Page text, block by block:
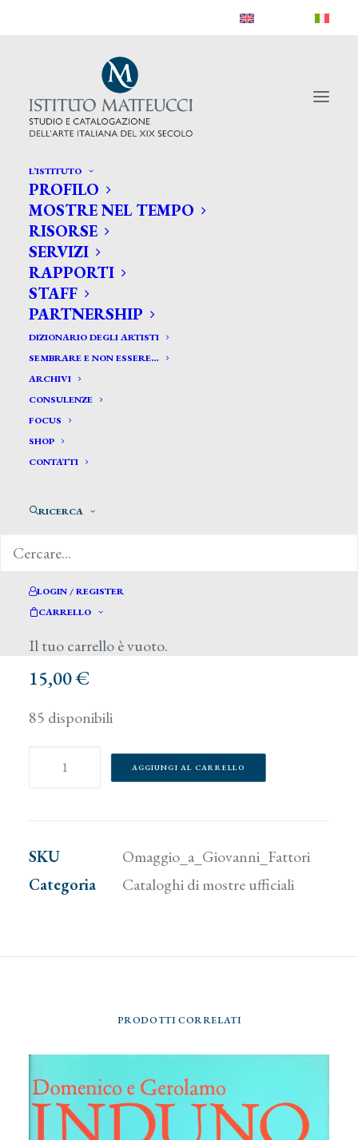
L’ISTITUTO
PROFILO
MOSTRE NEL TEMPO
RISORSE
SERVIZI
RAPPORTI
STAFF
PARTNERSHIP
DIZIONARIO DEGLI ARTISTI
SEMBRARE E NON ESSERE…
ARCHIVI
CONSULENZE
FOCUS
SHOP
CONTATTI
RICERCA
LOGIN / REGISTER
CARRELLO
Il tuo carrello è vuoto.
15,00€
85 disponibili
Omaggio
AGGIUNGI AL CARRELLO
SKU
Omaggio_a_Giovanni_Fattori
Categoria
Cataloghi di mostre ufficiali
PRODOTTI CORRELATI